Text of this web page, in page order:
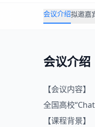
会议介绍拟邀嘉
会议介绍
【会议内容】
全国高校“
【课程背景】